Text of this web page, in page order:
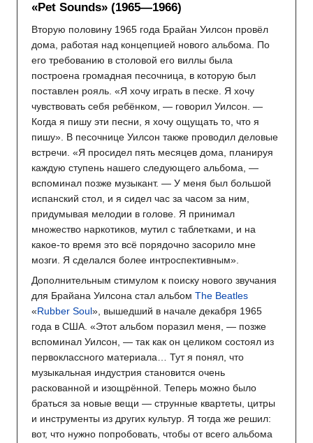
«Pet Sounds» (1965—1966)
Вторую половину 1965 года Брайан Уилсон провёл
дома, работая над концепцией нового альбома. По
его требованию в столовой его виллы была
построена громадная песочница, в которую был
поставлен рояль. «Я хочу играть в песке. Я хочу
чувствовать себя ребёнком, — говорил Уилсон. —
Когда я пишу эти песни, я хочу ощущать то, что я
пишу». В песочнице Уилсон также проводил деловые
встречи. «Я просидел пять месяцев дома, планируя
каждую ступень нашего следующего альбома, —
вспоминал позже музыкант. — У меня был большой
испанский стол, и я сидел час за часом за ним,
придумывая мелодии в голове. Я принимал
множество наркотиков, мутил с таблетками, и на
какое-то время это всё порядочно засорило мне
мозги. Я сделался более интроспективным».
Дополнительным стимулом к поиску нового звучания
для Брайана Уилсона стал альбом The Beatles
«Rubber Soul», вышедший в начале декабря 1965
года в США. «Этот альбом поразил меня, — позже
вспоминал Уилсон, — так как он целиком состоял из
первоклассного материала… Тут я понял, что
музыкальная индустрия становится очень
раскованной и изощрённой. Теперь можно было
браться за новые вещи — струнные квартеты, цитры
и инструменты из других культур. Я тогда же решил:
вот, что нужно попробовать, чтобы от всего альбома